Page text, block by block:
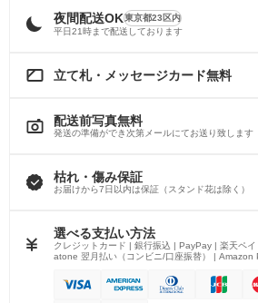
夜間配送OK東京都23区内
平日21時まで配送しております
立て札・メッセージカード無料
配送前写真無料
発送の準備ができ次第メールにてお送り致します
枯れ・傷み保証
お届けから7日以内は保証（スタンド花は除く）
選べる支払い方法
クレジットカード | 銀行振込 | PayPay | 楽天ペ
atone 翌月払い（コンビニ/口座振替） | Amazon